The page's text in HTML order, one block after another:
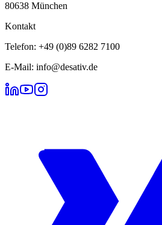
80638 München
Kontakt
Telefon: +49 (0)89 6282 7100
E-Mail: info@desativ.de